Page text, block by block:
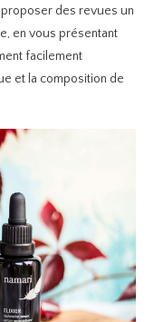
des revues un
en vous présentant
facilement
et la composition de